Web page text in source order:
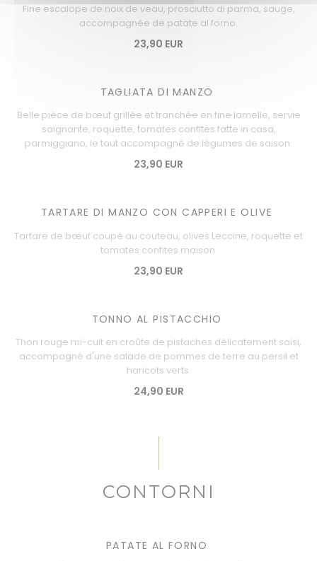
Fine escalope de noix de veau, prosciutto di parma, sauge,
accompagnée de patate al forno.
23,90 EUR
TAGLIATA DI MANZO
Belle pièce de bœuf grillée et tranchée en fine lamelle, servie
saignante, roquette, tomates confites fatte in casa,
parmiggiano, le tout accompagné de légumes de saison.
23,90 EUR
TARTARE DI MANZO CON CAPPERI E OLIVE
Tartare de bœuf coupé au couteau, olives Leccine, roquette et
tomates confites maison.
23,90 EUR
TONNO AL PISTACCHIO
Thon rouge mi-cuit en croûte de pistaches délicatement saisi,
accompagné d'une salade de pommes de terre au persil et
haricots verts.
24,90 EUR
CONTORNI
PATATE AL FORNO